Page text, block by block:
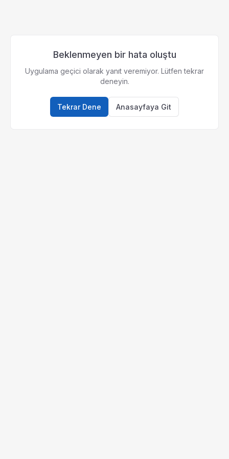
Beklenmeyen bir hata oluştu
Uygulama geçici olarak yanıt veremiyor. Lütfen tekrar
deneyin.
Tekrar Dene Anasayfaya Git